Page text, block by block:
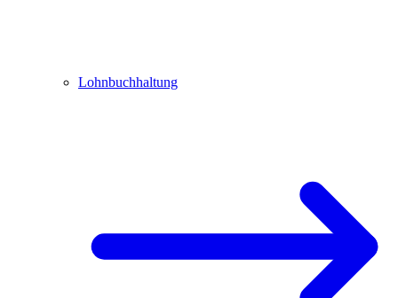
Lohnbuchhaltung